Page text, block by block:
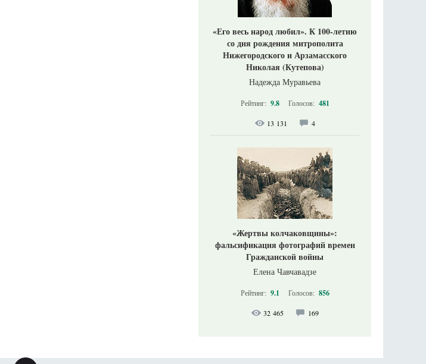
«Его весь народ любил». К 100-летию
со дня рождения митрополита
Нижегородского и Арзамасского
Николая (Кутепова)
Надежда Муравьева
Рейтинг: 9.8 Голосов: 481
13 131 4
«Жертвы колчаковщины»:
фальсификация фотографий времен
Гражданской войны
Елена Чавчавадзе
Рейтинг: 9.1 Голосов: 856
32 465 169